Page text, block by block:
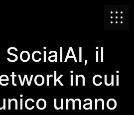
SocialAI, il
in cui
umano